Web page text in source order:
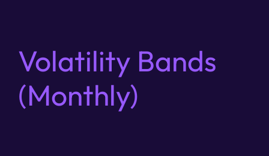
Volatility Bands
(Monthly)